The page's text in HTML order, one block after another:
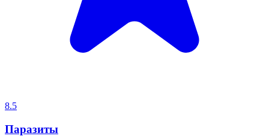
8.5
Паразиты